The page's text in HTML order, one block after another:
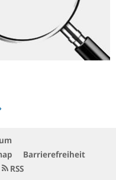
Barrierefreiheit
RSS